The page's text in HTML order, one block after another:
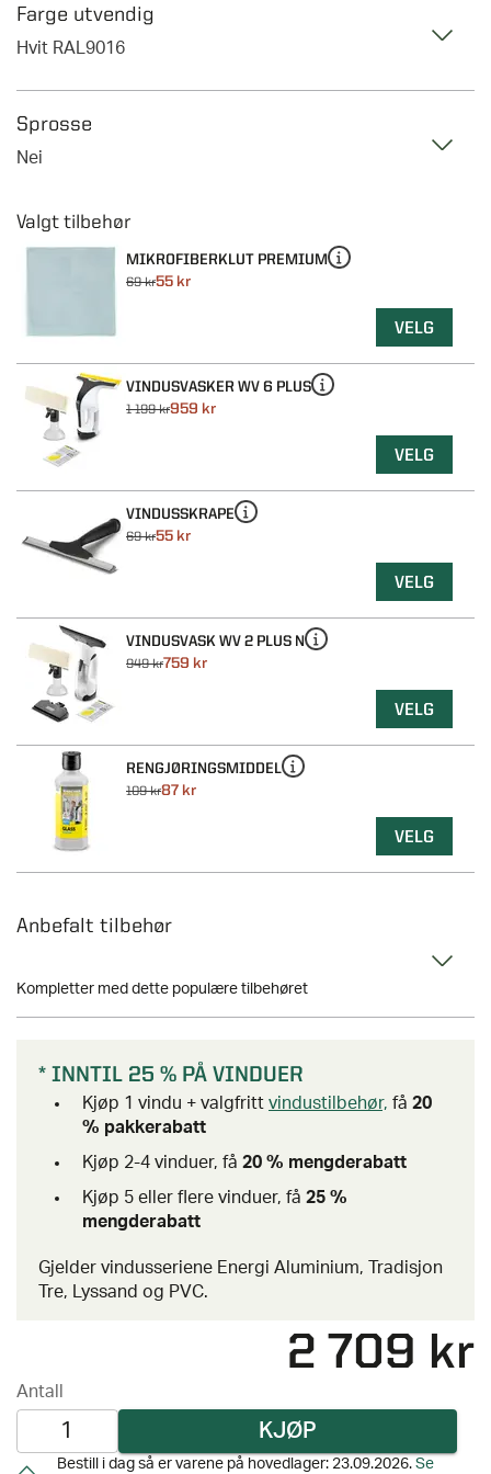
Farge utvendig
Hvit RAL9016
Sprosse
Nei
Anbefalt tilbehør
Kompletter med dette populære tilbehøret
MIKROFIBERKLUT PREMIUM
69 kr55 kr
VELG
VINDUSVASKER WV 6 PLUS
1 199 kr959 kr
VELG
VINDUSSKRAPE
69 kr55 kr
VELG
VINDUSVASK WV 2 PLUS N
949 kr759 kr
VELG
RENGJØRINGSMIDDEL
109 kr87 kr
VELG
* INNTIL 25 % PÅ VINDUER
Kjøp 1 vindu + valgfritt vindustilbehør, få 20
% pakkerabatt
Kjøp 2-4 vinduer, få 20 % mengderabatt
Kjøp 5 eller flere vinduer, få 25 %
mengderabatt
Gjelder vindusseriene Energi Aluminium, Tradisjon
Tre, Lyssand og PVC.